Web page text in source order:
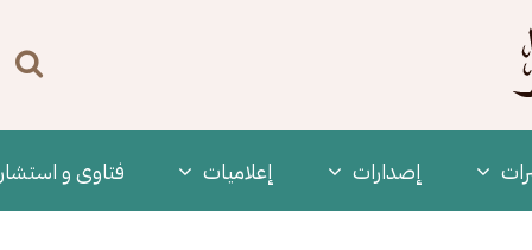
‫إصدارات إعلاميات فتاوى و